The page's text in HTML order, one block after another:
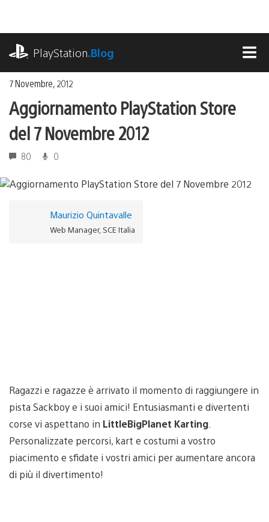
contenuto
PlayStation.Blog
7 Novembre, 2012
Aggiornamento PlayStation Store
del 7 Novembre 2012
80 0
Maurizio Quintavalle
Web Manager, SCE Italia
Ragazzi e ragazze è arrivato il momento di raggiungere in
pista Sackboy e i suoi amici! Entusiasmanti e divertenti
corse vi aspettano in LittleBigPlanet Karting
Personalizzate percorsi, kart e costumi a vostro
piacimento e sfidate i vostri amici per aumentare ancora
di più il divertimento!